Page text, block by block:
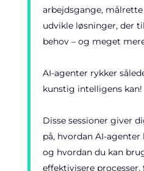
arbejdsgange,
udvikle løsninger, der
behov – og meget
AI-agenter rykker
kunstig intelligens kan!
Disse sessioner giver
på, hvordan AI-agenter
og hvordan du kan
effektivisere processer,